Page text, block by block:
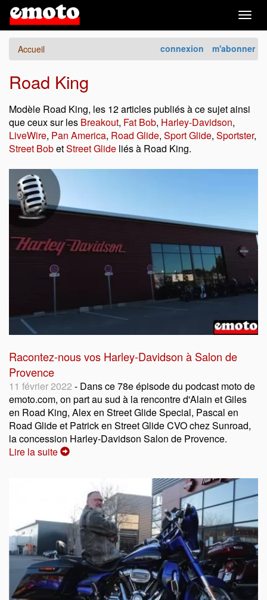
connexion m'abonner
Accueil
Road King
Modèle Road King, les 12 articles publiés à ce sujet ainsi
que ceux sur les Breakout, Fat Bob, Harley-Davidson,
LiveWire, Pan America, Road Glide, Sport Glide, Sportster,
Street BobetStreet Glide liés à Road King.
Racontez-nous vos Harley-Davidson à Salon de
Provence
11 février 2022 - Dans ce 78e épisode du podcast moto de
emoto.com, on part au sud à la rencontre d'Alain et Giles
en Road King, Alex en Street Glide Special, Pascal en
Road Glide et Patrick en Street Glide CVO chez Sunroad,
la concession Harley-Davidson Salon de Provence.
Lire la suite